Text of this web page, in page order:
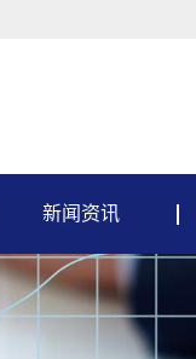
新闻资讯
公司新闻
行业资讯